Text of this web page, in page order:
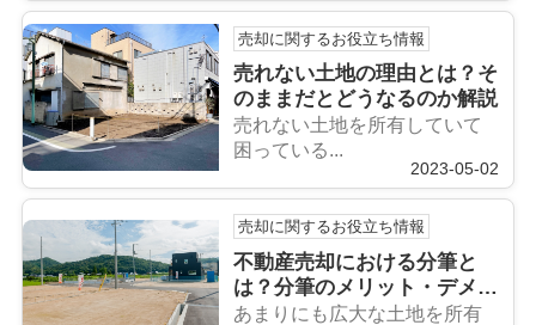
売却に関するお役立ち情報
売れない土地の理由とは？そ
のままだとどうなるのか解説
売れない土地を所有していて
困っている...
2023-05-02
売却に関するお役立ち情報
不動産売却における分筆と
は？分筆のメリット・デメリ
ットを解説！
あまりにも広大な土地を所有